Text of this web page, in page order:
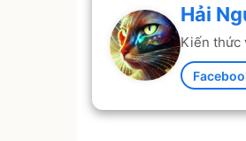
Hải
Kiến thức